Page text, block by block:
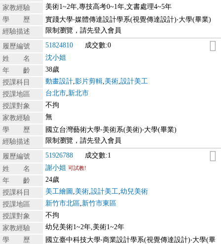
家教經驗
美術1~2年,專技高考0~1年,文書處理4~5年
學 歷
實踐大學‧媒體傳達設計學系(視覺傳達設計)‧大學(畢業)
經驗描述
限制瀏覽，請先登入會員
履歷編號 51824810
成交數:0
姓 名
沈小姐
年 齡
38歲
授課科目
動畫設計 影片剪輯 美術 設計美工
授課地區
台北市 新北市
授課對象
不拘
家教經驗
無
學 歷
國立台灣藝術大學‧美術系(美術)‧大學(畢業)
經驗描述
限制瀏覽，請先登入會員
履歷編號 51926788
成交數:1
姓 名
謝小姐 可試教!
年 齡
24歲
授課科目
美工繪圖 美術 設計美工 幼兒美術
授課地區
新竹市北區 新竹市東區
授課對象
不拘
家教經驗
幼兒美術1~2年,美術1~2年
學 歷
國立臺中科技大學‧商業設計學系(視覺傳達設計)‧大學(畢